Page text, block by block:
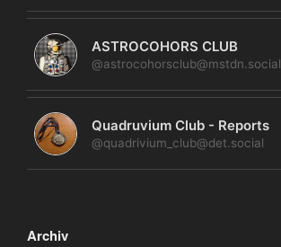
ASTROCOHORS CLUB
@astrocohorsclub@mstdn.social
Quadruvium Club - Reports
@quadrivium_club@det.social
Archiv